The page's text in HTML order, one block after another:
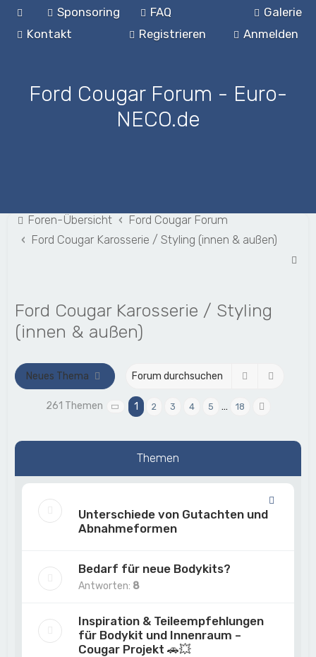
Galerie
Sponsoring
FAQ
Kontakt
Anmelden
Registrieren
Ford Cougar Forum - Euro-
NECO.de
Foren-Übersicht
Ford Cougar Forum
Ford Cougar Karosserie / Styling (innen & außen)
Ford Cougar Karosserie / Styling
(innen & außen)
Neues Thema Suche
261 Themen Seite von18
1 2 3 4 5 … 18
Themen
Unterschiede von Gutachten und
Abnahmeformen
Bedarf für neue Bodykits?
Antworten: 8
Inspiration & Teileempfehlungen
für Bodykit und Innenraum –
Cougar Projekt 🚗💥